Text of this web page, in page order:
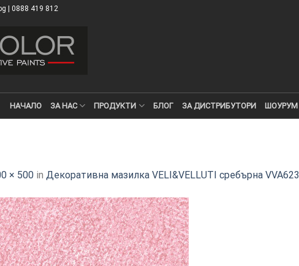
| 0888 419 812
НАЧАЛО ЗА НАС ПРОДУКТИ БЛОГ ЗА ДИСТРИБУТОРИ ШОУРУМ
× 500 in Декоративна мазилка VELI&VELLUTI сребърна VVA623